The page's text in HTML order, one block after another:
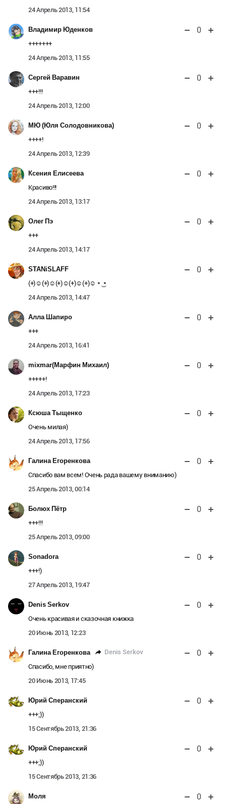
24 Апрель 2013, 11:54
Владимир Юденков 0
+++++++
24 Апрель 2013, 11:55
Сергей Варавин 0
+++!!!
24 Апрель 2013, 12:00
МЮ (Юля Солодовникова) 0
++++!
24 Апрель 2013, 12:39
Ксения Елисеева 0
Красиво!!!
24 Апрель 2013, 13:17
Олег Пэ 0
+++
24 Апрель 2013, 14:17
STANiSLAFF 0
(+)☺(+)☺(+)☺(+)☺(+)☺ * ͜ *
24 Апрель 2013, 14:47
Алла Шапиро 0
+++
24 Апрель 2013, 16:41
mixmar(Марфин Михаил) 0
+++++!
24 Апрель 2013, 17:23
Ксюша Тыщенко 0
Очень милая)
24 Апрель 2013, 17:56
Галина Егоренкова 0
Спасибо вам всем! Очень рада вашему вниманию)
25 Апрель 2013, 00:14
Болюх Пётр 0
+++!!!
25 Апрель 2013, 09:00
Sonadora 0
+++!)
27 Апрель 2013, 19:47
Denis Serkov 0
Очень красивая и сказочная книжка
20 Июнь 2013, 12:23
Галина Егоренкова Denis Serkov 0
Спасибо, мне приятно)
20 Июнь 2013, 17:45
Юрий Сперанский 0
+++;))
15 Сентябрь 2013, 21:36
Юрий Сперанский 0
+++;))
15 Сентябрь 2013, 21:36
Моля 0